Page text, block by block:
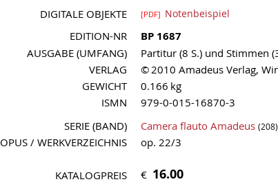
DIGITALE OBJEKTE
[PDF] Notenbeispiel
EDITION-NR BP 1687
AUSGABE (UMFANG)
Partitur (8 S.) und Stimmen
VERLAG
© 2010 Amadeus Verlag,
GEWICHT
0.166 kg
ISMN
979-0-015-16870-3
SERIE (BAND)
Camera flauto Amadeus (208)
OPUS / WERKVERZEICHNIS
op. 22/3
KATALOGPREIS € 16.00